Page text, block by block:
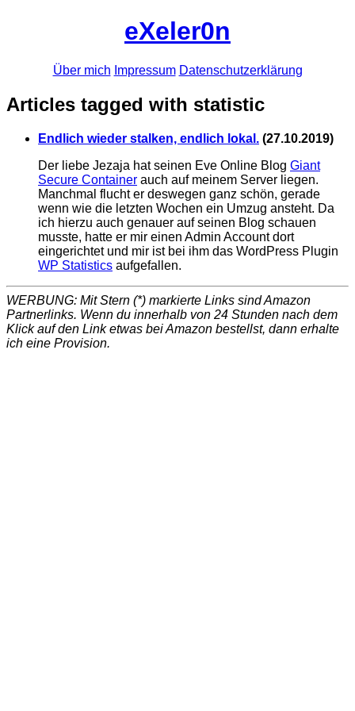
eXeler0n
Über mich Impressum Datenschutzerklärung
Articles tagged with statistic
Endlich wieder stalken, endlich lokal. (27.10.2019)
Der liebe Jezaja hat seinen Eve Online Blog Giant
Secure Container auch auf meinem Server liegen.
Manchmal flucht er deswegen ganz schön, gerade
wenn wie die letzten Wochen ein Umzug ansteht. Da
ich hierzu auch genauer auf seinen Blog schauen
musste, hatte er mir einen Admin Account dort
eingerichtet und mir ist bei ihm das WordPress Plugin
WP Statistics aufgefallen.
WERBUNG: Mit Stern (*) markierte Links sind Amazon
Partnerlinks. Wenn du innerhalb von 24 Stunden nach dem
Klick auf den Link etwas bei Amazon bestellst, dann erhalte
ich eine Provision.